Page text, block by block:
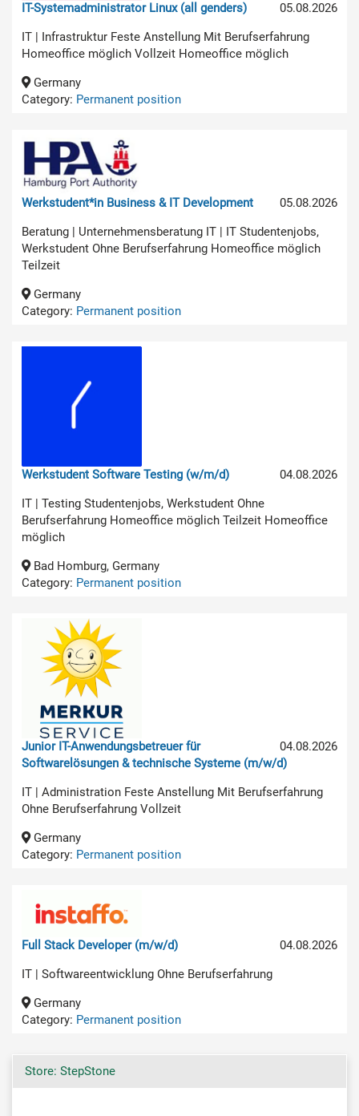
05.08.2026
IT-Systemadministrator Linux (all genders)
IT | Infrastruktur Feste Anstellung Mit Berufserfahrung
Homeoffice möglich Vollzeit Homeoffice möglich
Germany
Category: Permanent position
05.08.2026
Werkstudent*in Business & IT Development
Beratung | Unternehmensberatung IT | IT Studentenjobs,
Werkstudent Ohne Berufserfahrung Homeoffice möglich
Teilzeit
Germany
Category: Permanent position
04.08.2026
Werkstudent Software Testing (w/m/d)
IT | Testing Studentenjobs, Werkstudent Ohne
Berufserfahrung Homeoffice möglich Teilzeit Homeoffice
möglich
Bad Homburg, Germany
Category: Permanent position
04.08.2026
Junior IT-Anwendungsbetreuer für
Softwarelösungen & technische Systeme (m/w/d)
IT | Administration Feste Anstellung Mit Berufserfahrung
Ohne Berufserfahrung Vollzeit
Germany
Category: Permanent position
04.08.2026
Full Stack Developer (m/w/d)
IT | Softwareentwicklung Ohne Berufserfahrung
Germany
Category: Permanent position
Store: StepStone